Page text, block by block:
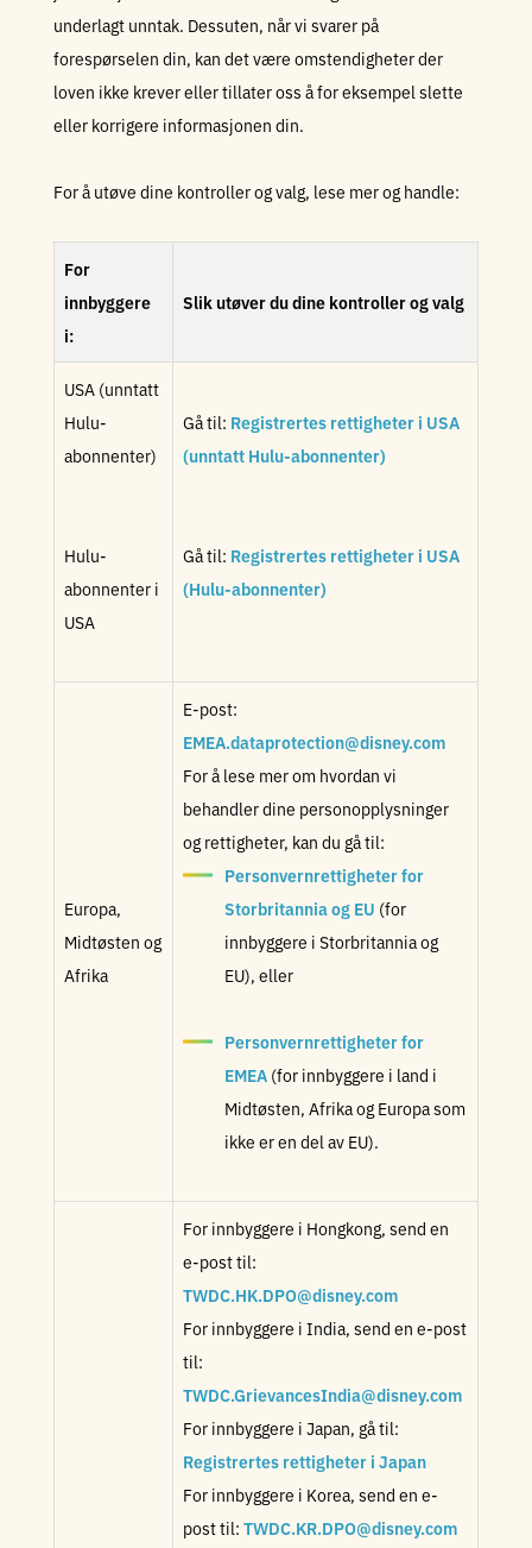
underlagt unntak. Dessuten, når vi svarer på
forespørselen din, kan det være omstendigheter der
loven ikke krever eller tillater oss å for eksempel slette
eller korrigere informasjonen din.
For å utøve dine kontroller og valg, lese mer og handle:
For
innbyggere
i:
Slik utøver du dine kontroller og valg
USA (unntatt
Hulu-
abonnenter)
Hulu-
abonnenter i
USA
Gå til: Registrertes rettigheter i USA
(unntatt Hulu-abonnenter)
Gå til: Registrertes rettigheter i USA
(Hulu-abonnenter)
Europa,
Midtøsten og
Afrika
E-post:
EMEA.dataprotection@disney.com
For å lese mer om hvordan vi
behandler dine personopplysninger
og rettigheter, kan du gå til:
Personvernrettigheter for
Storbritannia og EU (for
innbyggere i Storbritannia og
EU), eller
Personvernrettigheter for
EMEA (for innbyggere i land i
Midtøsten, Afrika og Europa som
ikke er en del av EU).
For innbyggere i Hongkong, send en
e-post til:
TWDC.HK.DPO@disney.com
For innbyggere i India, send en e-post
til:
TWDC.GrievancesIndia@disney.com
For innbyggere i Japan, gå til:
Registrertes rettigheter i Japan
For innbyggere i Korea, send en e-
post til: TWDC.KR.DPO@disney.com